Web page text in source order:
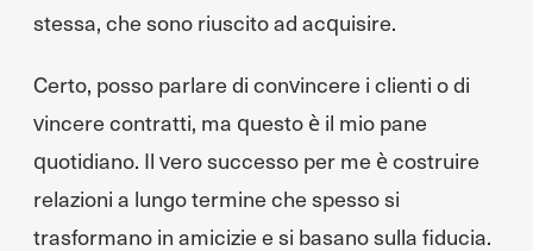
stessa, che sono riuscito ad acquisire.
Certo, posso parlare di convincere i clienti o di
vincere contratti, ma questo è il mio pane
quotidiano. Il vero successo per me è costruire
relazioni a lungo termine che spesso si
trasformano in amicizie e si basano sulla fiducia.